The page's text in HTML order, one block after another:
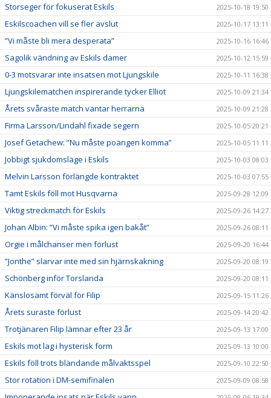
Storseger för fokuserat Eskils 2025-10-18 19:50
Eskilscoachen vill se fler avslut 2025-10-17 13:11
”Vi måste bli mera desperata” 2025-10-16 16:46
Sagolik vändning av Eskils damer 2025-10-12 15:59
0-3 motsvarar inte insatsen mot Ljungskile 2025-10-11 16:38
Ljungskilematchen inspirerande tycker Elliot 2025-10-09 21:34
Årets svåraste match väntar herrarna 2025-10-09 21:28
Firma Larsson/Lindahl fixade segern 2025-10-05 20:21
Josef Getachew: ”Nu måste poängen komma” 2025-10-05 11:11
Jobbigt sjukdomsläge i Eskils 2025-10-03 08:03
Melvin Larsson förlängde kontraktet 2025-10-03 07:55
Tamt Eskils föll mot Husqvarna 2025-09-28 12:09
Viktig streckmatch för Eskils 2025-09-26 14:27
Johan Albin: ”Vi måste spika igen bakåt” 2025-09-26 08:11
Orgie i målchanser men förlust 2025-09-20 16:44
”Jonthe” slarvar inte med sin hjärnskakning 2025-09-20 08:19
Schönberg inför Torslanda 2025-09-20 08:11
Känslosamt förväl för Filip 2025-09-15 11:26
Årets suraste förlust 2025-09-14 20:42
Trotjänaren Filip lämnar efter 23 år 2025-09-13 17:00
Eskils mot lag i hysterisk form 2025-09-13 10:00
Eskils föll trots bländande målvaktsspel 2025-09-10 22:50
Stor rotation i DM-semifinalen 2025-09-09 08:58